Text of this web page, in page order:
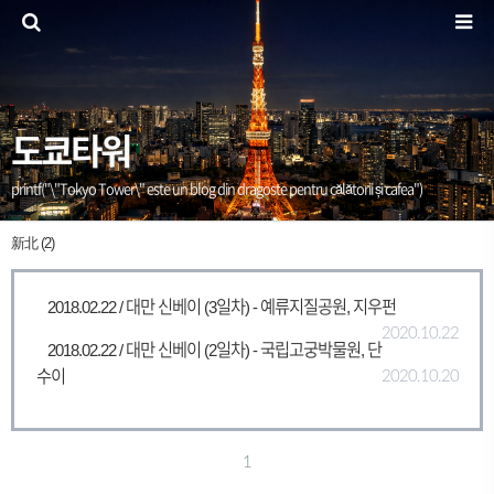
도쿄타워
printf("\"Tokyo Tower\" este un blog din dragoste pentru călătorii și cafea")
新北 (2)
2018.02.22 / 대만 신베이 (3일차) - 예류지질공원, 지우펀
2020.10.22
2018.02.22 / 대만 신베이 (2일차) - 국립고궁박물원, 단
수이
2020.10.20
1